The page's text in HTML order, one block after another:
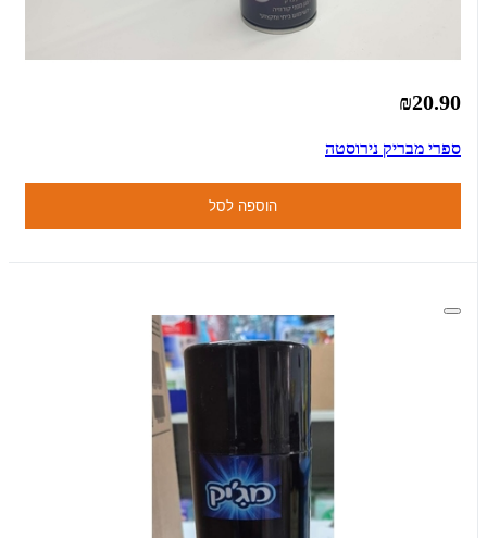
₪20.90
ספרי מבריק נירוסטה
הוספה לסל